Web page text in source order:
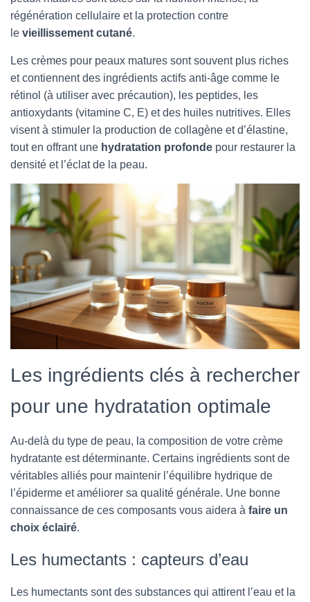
régénération cellulaire et la protection contre
le vieillissement cutané.
Les crèmes pour peaux matures sont souvent plus riches
et contiennent des ingrédients actifs anti-âge comme le
rétinol (à utiliser avec précaution), les peptides, les
antioxydants (vitamine C, E) et des huiles nutritives. Elles
visent à stimuler la production de collagène et d’élastine,
tout en offrant une hydratation profonde pour restaurer la
densité et l’éclat de la peau.
Les ingrédients clés à rechercher
pour une hydratation optimale
Au-delà du type de peau, la composition de votre crème
hydratante est déterminante. Certains ingrédients sont de
véritables alliés pour maintenir l’équilibre hydrique de
l’épiderme et améliorer sa qualité générale. Une bonne
connaissance de ces composants vous aidera à faire un
choix éclairé.
Les humectants : capteurs d’eau
Les humectants sont des substances qui attirent l’eau et la